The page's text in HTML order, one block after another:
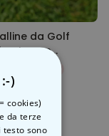
Comprato
più di 900
volte
Comprato
più di 1.600
volte
da Golf
con
)
cookies)
da terze
testo sono